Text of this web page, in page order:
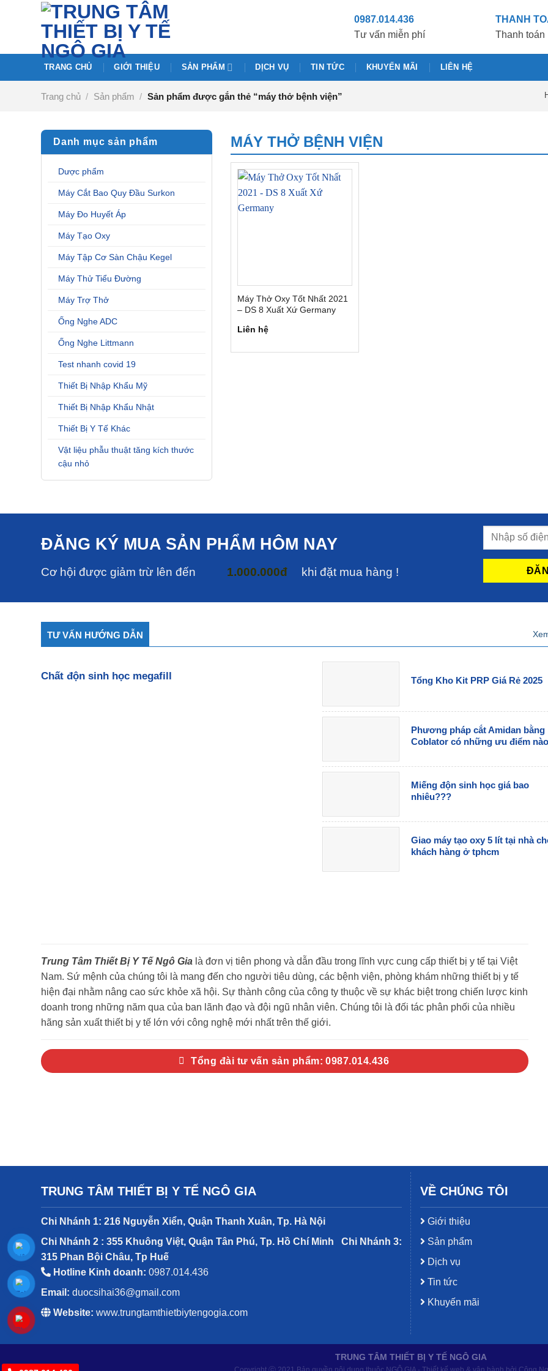
dung
0987.014.436
Tư vấn miễn phí
THANH
Thanh toán
TRANG CHỦ GIỚI THIỆU SẢN PHẨM DỊCH VỤ TIN TỨC KHUYẾN MÃI LIÊN HỆ
Trang chủ / Sản phẩm / Sản phẩm được gắn thẻ “máy thở bệnh viện”
Danh mục sản phẩm
Dược phẩm
Máy Cắt Bao Quy Đầu Surkon
Máy Đo Huyết Áp
Máy Tạo Oxy
Máy Tập Cơ Sàn Chậu Kegel
Máy Thử Tiểu Đường
Máy Trợ Thở
Ống Nghe ADC
Ống Nghe Littmann
Test nhanh covid 19
Thiết Bị Nhập Khẩu Mỹ
Thiết Bị Nhập Khẩu Nhật
Thiết Bị Y Tế Khác
Vật liệu phẫu thuật tăng kích thước
cậu nhỏ
MÁY THỞ BỆNH VIỆN
Máy Thở Oxy Tốt Nhất 2021
– DS 8 Xuất Xứ Germany
Liên hệ
ĐĂNG KÝ MUA SẢN PHẨM HÔM NAY
Cơ hội được giảm trừ lên đến 1.000.000đ khi đặt mua hàng !
TƯ VẤN HƯỚNG DẪN
Chất độn sinh học megafill Tổng Kho Kit PRP Giá Rẻ 2025
Phương pháp cắt Amidan bằng
Coblator có những ưu điểm
Miếng độn sinh học giá bao
nhiêu???
Giao máy tạo oxy 5 lít tại nhà
khách hàng ở tphcm
Trung Tâm Thiết Bị Y Tế Ngô Gia là đơn vị tiên phong và dẫn đầu trong lĩnh vực cung cấp thiết bị y tế tại Việt
Nam. Sứ mệnh của chúng tôi là mang đến cho người tiêu dùng, các bệnh viện, phòng khám những thiết bị y tế
hiện đại nhằm nâng cao sức khỏe xã hội. Sự thành công của công ty thuộc về sự khác biệt trong chiến lược kinh
doanh trong những năm qua của ban lãnh đạo và đội ngũ nhân viên. Chúng tôi là đối tác phân phối của nhiều
hãng sản xuất thiết bị y tế lớn với công nghệ mới nhất trên thế giới.
Tổng đài tư vấn sản phẩm: 0987.014.436
TRUNG TÂM THIẾT BỊ Y TẾ NGÔ GIA
Chi Nhánh 1: 216 Nguyễn Xiển, Quận Thanh Xuân, Tp. Hà Nội
Chi Nhánh 2 : 355 Khuông Việt, Quận Tân Phú, Tp. Hồ Chí Minh
Chi Nhánh 3:
315 Phan Bội Châu, Tp Huế
Hotline Kinh doanh: 0987.014.436
Email: duocsihai36@gmail.com
Website: www.trungtamthietbiytengogia.com
VỀ CHÚNG TÔI
Giới thiệu
Sản phẩm
Dịch vụ
Tin tức
Khuyến mãi
TRUNG TÂM THIẾT BỊ Y TẾ NGÔ GIA